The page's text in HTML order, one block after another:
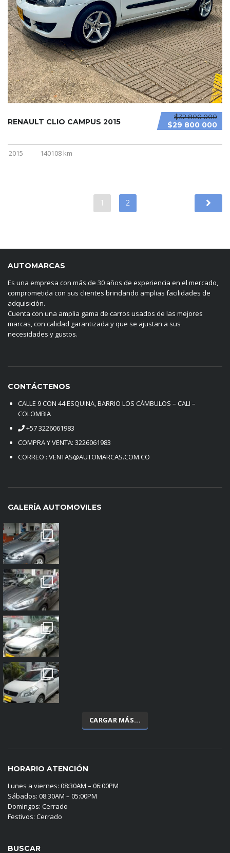
$32 800 000
$29 800 000
RENAULT CLIO CAMPUS 2015
2015 140108 km
1 2
AUTOMARCAS
Es una empresa con más de 30 años de experiencia en el mercado,
comprometida con sus clientes brindando amplias facilidades de
adquisición.
Cuenta con una amplia gama de carros usados de las mejores
marcas, con calidad garantizada y que se ajustan a sus
necesidades y gustos.
CONTÁCTENOS
CALLE 9 CON 44 ESQUINA, BARRIO LOS CÁMBULOS – CALI –
COLOMBIA
+57 3226061983
COMPRA Y VENTA: 3226061983
CORREO : VENTAS@AUTOMARCAS.COM.CO
GALERÍA AUTOMOVILES
CARGAR MÁS...
HORARIO ATENCIÓN
Lunes a viernes: 08:30AM – 06:00PM
Sábados: 08:30AM – 05:00PM
Domingos: Cerrado
Festivos: Cerrado
BUSCAR